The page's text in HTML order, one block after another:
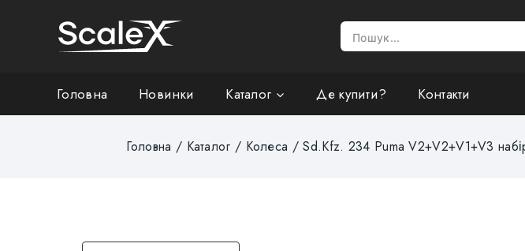
Головна Новинки Каталог Де купити? Контакти
Головна / Каталог / Колеса / Sd.Kfz. 234 Puma V2+V2+V1+V3